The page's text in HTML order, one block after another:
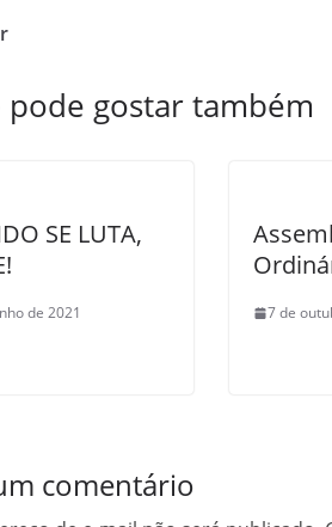
pode gostar também
SE LUTA,
de 2021 7 de
comentário